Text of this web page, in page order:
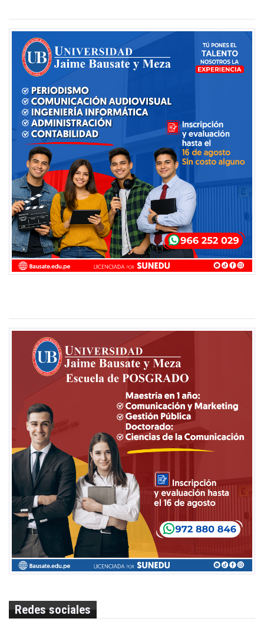
Redes sociales